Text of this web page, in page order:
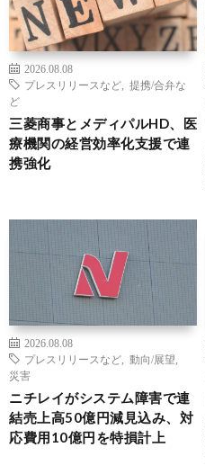
2026.08.08
プレスリリースなど
提携/合弁な
ど
三菱商事とメディパルHD、医
療機関の経営効率化支援で連
携強化
2026.08.08
プレスリリースなど
動向/展望
災害
ニチレイがシステム障害で連
結売上高50億円減見込み、対
応費用10億円を特損計上